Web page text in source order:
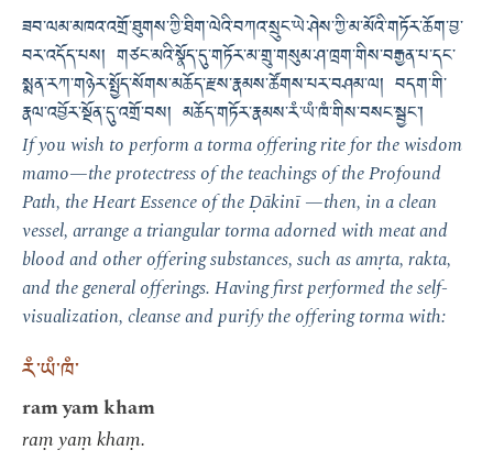
ཟབ་ལམ་མཁའ་འགྲོ་ཐུགས་ཀྱི་ཐིག་ལེའི་བཀའ་སྲུང་ཡེ་ཤེས་ཀྱི་མ་མོའི་གཏོར་ཆོག་བྱ་
བར་འདོད་པས། གཙང་མའི་སྣོད་དུ་གཏོར་མ་གྲུ་གསུམ་ཤ་ཁྲག་གིས་བརྒྱན་པ་དང་
སྨན་རཀ་གཉེར་སྤྱོད་སོགས་མཆོད་རྫས་རྣམས་ཚོགས་པར་བཤམ་ལ། བདག་གི་
རྣལ་འབྱོར་སྔོན་དུ་འགྲོ་བས། མཆོད་གཏོར་རྣམས་རཾ་ཡཾ་ཁཾ་གིས་བསང་སྦྱང་།
If you wish to perform a torma offering rite for the wisdom
mamo—the protectress of the teachings of the Profound
Path, the Heart Essence of the Ḍākinī —then, in a clean
vessel, arrange a triangular torma adorned with meat and
blood and other offering substances, such as amṛta, rakta,
and the general offerings. Having first performed the self-
visualization, cleanse and purify the offering torma with:
རཾ་ཡཾ་ཁཾ་
ram yam kham
raṃ yaṃ khaṃ.